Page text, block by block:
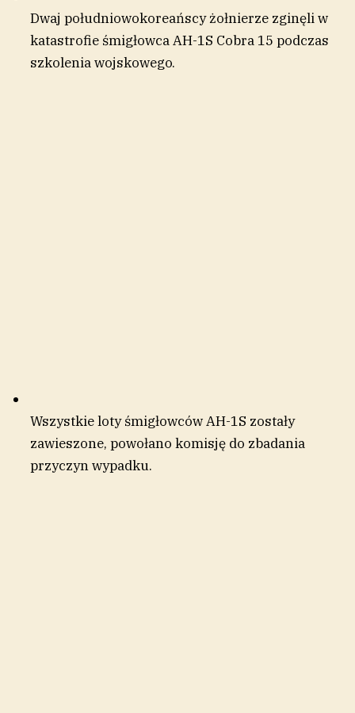
Dwaj południowokoreańscy żołnierze zginęli w
katastrofie śmigłowca AH-1S Cobra 15 podczas
szkolenia wojskowego.
Wszystkie loty śmigłowców AH-1S zostały
zawieszone, powołano komisję do zbadania
przyczyn wypadku.